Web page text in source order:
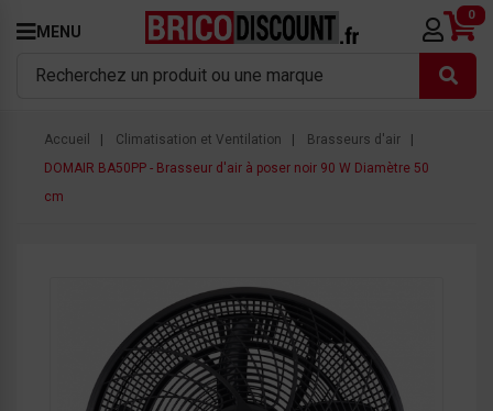
MENU
0
Accueil Climatisation et Ventilation
Brasseurs d'air
DOMAIR BA50PP - Brasseur d'air à poser noir 90 W Diamètre 50
cm